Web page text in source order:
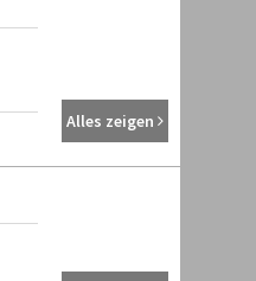
Alles zeigen